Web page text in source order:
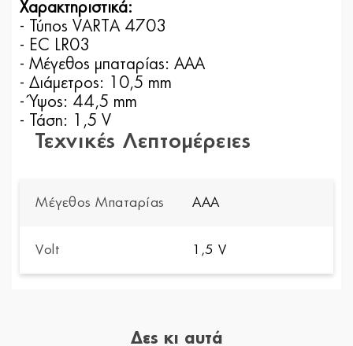
Χαρακτηριστικά:
- Τύπος VARTA 4703
- EC LR03
- Μέγεθος μπαταρίας: AAA
- Διάμετρος: 10,5 mm
- Ύψος: 44,5 mm
- Τάση: 1,5 V
Τεχνικές Λεπτομέρειες
Μέγεθος Μπαταρίας AAA
Volt 1,5 V
Δες κι αυτά